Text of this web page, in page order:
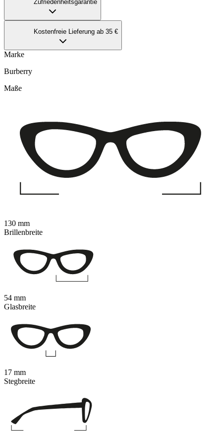
Zufriedenheitsgarantie
Kostenfreie Lieferung ab 35 €
Marke
Burberry
Maße
130 mm
Brillenbreite
54 mm
Glasbreite
17 mm
Stegbreite